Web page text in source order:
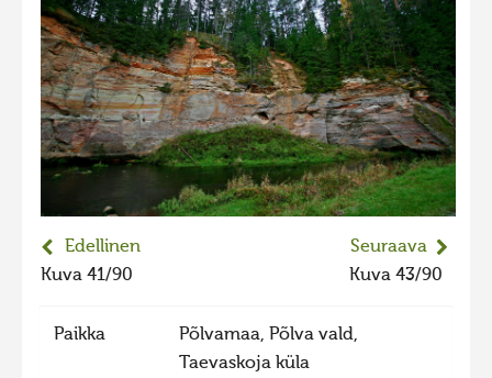
Hiisien kuvakilpailu 2024
2024 kuvakilpailu lisä
Liikkuvat kuvat 2024
Hiisien kuvakilpailu 2023
2023 kuvakilpailu lisä
Liikkuvat kuvat 2022
Edellinen
Kuva 41/90
Seuraava
Kuva 43/90
Paikka
Põlvamaa, Põlva vald,
Taevaskoja küla